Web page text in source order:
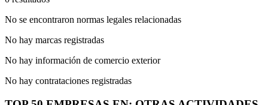
No se encontraron normas legales relacionadas
No hay marcas registradas
No hay información de comercio exterior
No hay contrataciones registradas